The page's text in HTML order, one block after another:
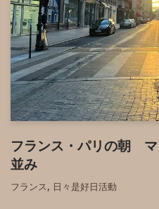
フランス・パリの朝
並み
フランス, 日々是好日活動